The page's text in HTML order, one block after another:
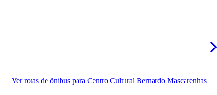
Ver rotas de ônibus para Centro Cultural Bernardo Mascarenhas